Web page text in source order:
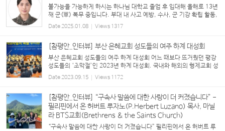
불가능을 가능하게 하시는 하나님 대학교 졸업 후 입대해 올해로 13년
째 군(軍) 복무 중입니다. 부대 내 사고 예방, 수사, 군 기강 확립 활동,
특수임무대 운용 등의 역할을 하는 군사경찰(Military Police), 옛날
로는 헌병(憲兵)의 임무를 수행하고 있습...
Date2025.01.08 Views 1317
[참평안_인터뷰] 부산 은혜교회 성도들의 여주 하계 대성회
부산 은혜교회 성도들의 여주 하계 대성회 어느 때보다 뜨거웠던 평강
성도들의 ‘초막절’인 2023년 하계 대성회. 국내와 해외의 형제교회 성
도들이 여주 평강제일연수원에 모인 가운데, 부산 은혜교회(담임 유화
창 목사)에서는 출석인원 200여 명의 성도 중 ...
Date2023.09.15 Views 1172
[참평안_인터뷰] “구속사 말씀에 대한 사랑이 더 커졌습니다” -
필리핀에서 온 허버트 루자노(P.Herbert Luzano) 목사, 마닐
라 BTS교회(Brethrens & the Saints Church)
“구속사 말씀에 대한 사랑이 더 커졌습니다” 필리핀에서 온 허버트 루